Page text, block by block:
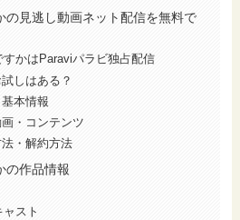
の見逃し動画ネット配信を無料で
かはParaviパラビ独占配信
しはある？
本情報
・コンテンツ
・解約方法
の作品情報
スト